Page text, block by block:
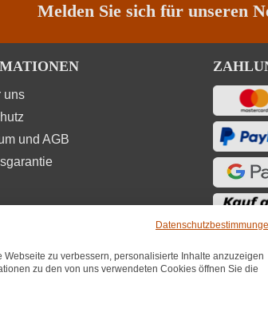
Melden Sie sich für unseren
uns
und AGB
zu verbessern, personalisierte Inhalte anzuzeigen
zu den von uns verwendeten Cookies öffnen Sie die